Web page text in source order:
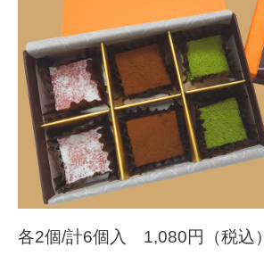
各2個/計6個入 1,080円（税込）